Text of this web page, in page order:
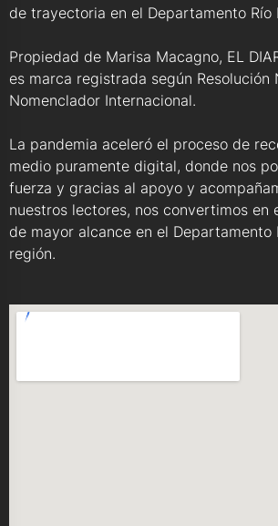
de trayectoria en el Departamento Río
Propiedad de Marisa Macagno, EL
es marca registrada según Resolución
Nomenclador Internacional.
La pandemia aceleró el proceso de
medio puramente digital, donde nos
fuerza y gracias al apoyo y
nuestros lectores, nos convertimos en
de mayor alcance en el Departamento
región.